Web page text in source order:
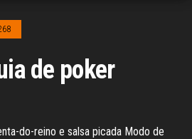
de poker
do-reino e salsa picada Modo de